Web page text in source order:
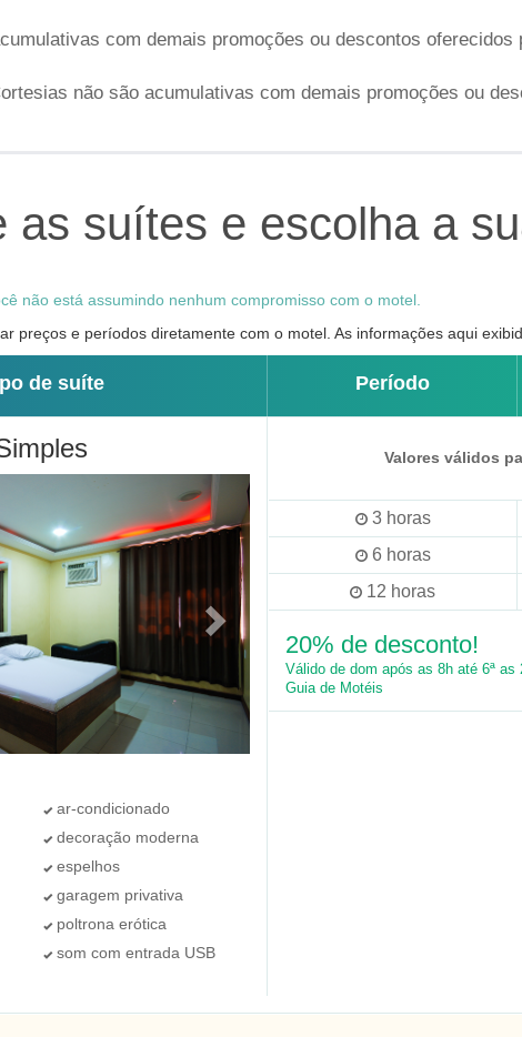
com demais promoções ou descontos oferecidos
não são acumulativas com demais promoções ou
as suítes e escolha a
não está assumindo nenhum compromisso com o motel.
preços e períodos diretamente com o motel. As informações aqui
de suíte Período
ar-condicionado
decoração moderna
espelhos
garagem privativa
poltrona erótica
som com entrada USB
Valores válidos
3 horas
6 horas
12 horas
20% de desconto!
Válido de dom após as 8h até 6ª as
Guia de Motéis